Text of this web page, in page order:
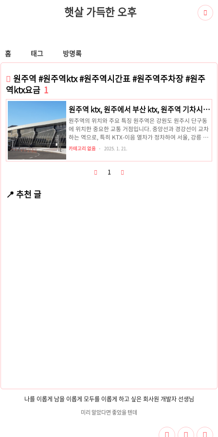
햇살 가득한 오후
홈 태그 방명록
원주역 #원주역ktx #원주역시간표 #원주역주차장 #원주
역ktx요금 1
원주역 ktx, 원주에서 부산 ktx, 원주역 기차시간
표, 원주역 주차장
원주역의 위치와 주요 특징 원주역은 강원도 원주시 단구동
에 위치한 중요한 교통 거점입니다. 중앙선과 경강선이 교차
하는 역으로, 특히 KTX-이음 열차가 정차하여 서울, 강릉 등
주요 도시로의 이동이 매우 편리합니다. 원주역은 지역 주민
뿐만 아니라 관광객들에게도 사랑받는 역으로 자리 잡고 있
습니다.원주역 주변에는 다양한 편의시설과 관광지가 있어
열차를 기다리며 시간을 보내거나 여행을 즐기기에도 적합
카테고리 없음 2025. 1. 21.
1
📍 추천 글
나를 이롭게 남을 이롭게 모두를 이롭게 하고 싶은 회사원 개발자 선생님
미리 알았다면 좋았을 텐데